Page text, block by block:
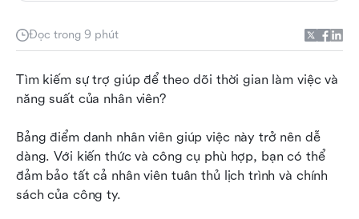
Đọc trong 9 phút
Tìm kiếm sự trợ giúp để theo dõi thời gian làm việc và
năng suất của nhân viên?
Bảng điểm danh nhân viên giúp việc này trở nên dễ
dàng. Với kiến thức và công cụ phù hợp, bạn có thể
đảm bảo tất cả nhân viên tuân thủ lịch trình và chính
sách của công ty.
Đơn giản hóa việc theo dõi chấm công nhân
viên
Những hạn chế của việc dựa vào bảng chấm
công nhân viên
Đưa việc theo dõi chấm công nhân viên của bạn
lên một tầm cao mới với Lark
Theo dõi sự hiện diện của nhân viên một cách
dễ dàng với Lark